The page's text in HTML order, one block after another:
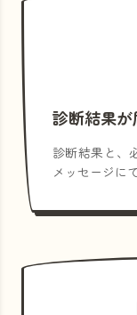
診断結果が
診断結果と、
メッセージに